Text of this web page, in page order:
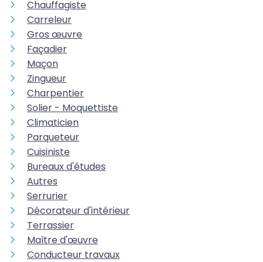
Chauffagiste
Carreleur
Gros œuvre
Façadier
Maçon
Zingueur
Charpentier
Solier - Moquettiste
Climaticien
Parqueteur
Cuisiniste
Bureaux d'études
Autres
Serrurier
Décorateur d'intérieur
Terrassier
Maître d'œuvre
Conducteur travaux